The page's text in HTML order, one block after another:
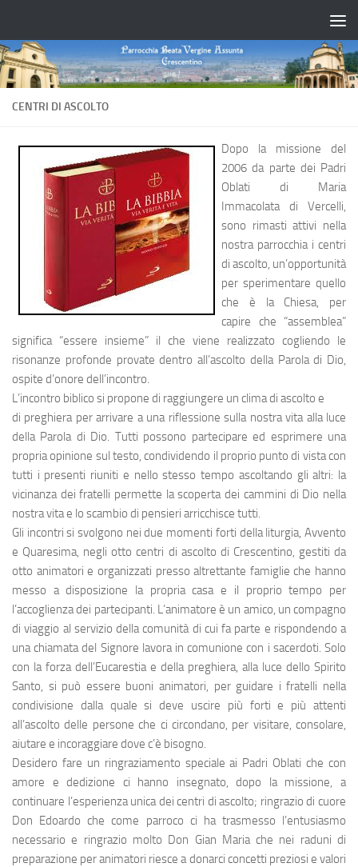
CENTRI DI ASCOLTO
Dopo la missione del
2006 da parte dei Padri
Oblati di Maria
Immacolata di Vercelli,
sono rimasti attivi nella
nostra parrocchia i centri
di ascolto, un’opportunità
per sperimentare quello
che è la Chiesa, per
capire che “assemblea”
significa “essere insieme” il che viene realizzato cogliendo le
risonanze profonde provate dentro all’ascolto della Parola di Dio,
ospite d’onore dell’incontro.
L’incontro biblico si propone di raggiungere un clima di ascolto e
di preghiera per arrivare a una riflessione sulla nostra vita alla luce
della Parola di Dio. Tutti possono partecipare ed esprimere una
propria opinione sul testo, condividendo il proprio punto di vista con
tutti i presenti riuniti e nello stesso tempo ascoltando gli altri: la
vicinanza dei fratelli permette la scoperta dei cammini di Dio nella
nostra vita e lo scambio di pensieri arricchisce tutti.
Gli incontri si svolgono nei due momenti forti della liturgia, Avvento
e Quaresima, negli otto centri di ascolto di Crescentino, gestiti da
otto animatori e organizzati presso altrettante famiglie che hanno
messo a disposizione la propria casa e il proprio tempo per
l’accoglienza dei partecipanti. L’animatore è un amico, un compagno
di viaggio al servizio della comunità di cui fa parte e rispondendo a
una chiamata del Signore lavora in comunione con i sacerdoti. Solo
con la forza dell’Eucarestia e della preghiera, alla luce dello Spirito
Santo, si può essere buoni animatori, per guidare i fratelli nella
condivisione dalla quale si deve uscire più forti e più attenti
all’ascolto delle persone che ci circondano, per visitare, consolare,
aiutare e incoraggiare dove c’è bisogno.
Desidero fare un ringraziamento speciale ai Padri Oblati che con
amore e dedizione ci hanno insegnato, dopo la missione, a
continuare l’esperienza unica dei centri di ascolto; ringrazio di cuore
Don Edoardo che come parroco ci ha trasmesso l’entusiasmo
necessario e ringrazio molto Don Gian Maria che nei raduni di
preparazione per animatori riesce a donarci concetti preziosi e valori